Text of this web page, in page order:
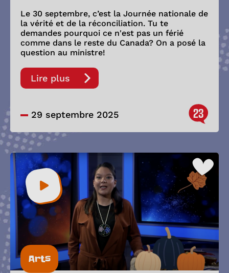
Le 30 septembre, c’est la Journée nationale de
la vérité et de la réconciliation. Tu te
demandes pourquoi ce n'est pas un férié
comme dans le reste du Canada? On a posé la
question au ministre!
Lire plus
29 septembre 2025 23
Arts